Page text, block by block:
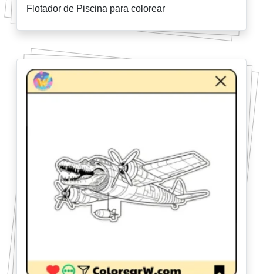
Flotador de Piscina para colorear